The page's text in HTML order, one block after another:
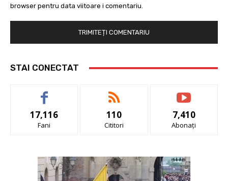
browser pentru data viitoare i comentariu.
STAI CONECTAT
17,116
Fani
110
Cititori
7,410
Abonați